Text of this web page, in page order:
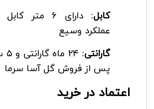
کابل
: دارای ۶ متر
عملکرد وسیع
گارانتی
:
پس از فروش گل آسا سرما
اعتماد در خرید